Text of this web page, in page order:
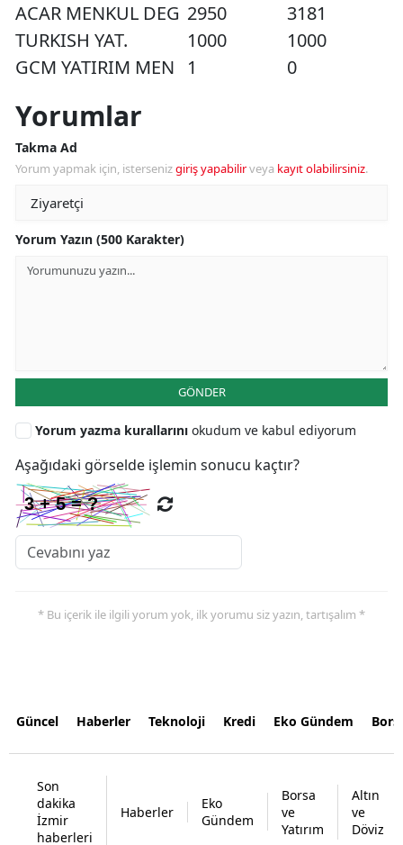
ACAR MENKUL DEG 2950
3181
TURKISH YAT.
1000
1000
GCM YATIRIM MEN
1 0
Yorumlar
Takma Ad
Yorum yapmak için, istersenizgiriş yapabilirveya kayıt olabilirsiniz.
Yorum Yazın (500 Karakter)
GÖNDER
Yorum yazma kurallarını okudum ve kabul ediyorum
Aşağıdaki görselde işlemin sonucu kaçtır?
* Bu içerik ile ilgili yorum yok, ilk yorumu siz yazın, tartışalım *
Güncel Haberler Teknoloji Kredi Eko Gündem
Son
dakika
İzmir
haberleri
Haberler
Eko
Gündem
Borsa
ve
Yatırım
Altın
ve
Döviz